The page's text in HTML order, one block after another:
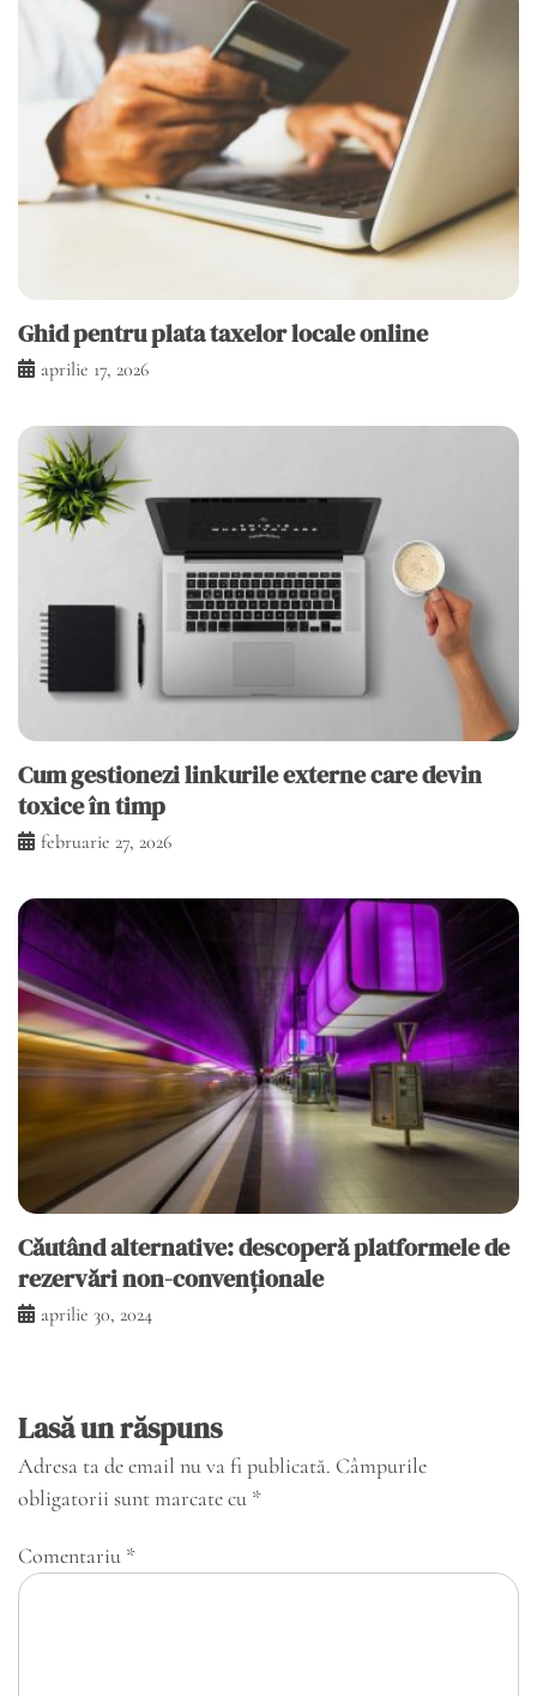
Ghid pentru plata taxelor locale online
aprilie 17, 2026
Cum gestionezi linkurile externe care devin
toxice în timp
februarie 27, 2026
Căutând alternative: descoperă platformele de
rezervări non-convenționale
aprilie 30, 2024
Lasă un răspuns
Adresa ta de email nu va fi publicată. Câmpurile
obligatorii sunt marcate cu *
Comentariu *